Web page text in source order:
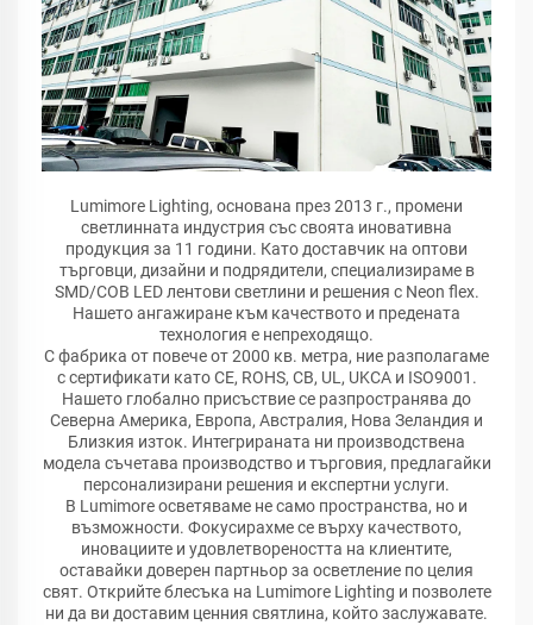
Lumimore Lighting, основана през 2013 г., промени
светлинната индустрия със своята иновативна
продукция за 11 години. Като доставчик на оптови
търговци, дизайни и подрядители, специализираме в
SMD/COB LED лентови светлини и решения с Neon flex.
Нашето ангажиране към качеството и предената
технология е непреходящо.
С фабрика от повече от 2000 кв. метра, ние разполагаме
с сертификати като CE, ROHS, CB, UL, UKCA и ISO9001.
Нашето глобално присъствие се разпространява до
Северна Америка, Европа, Австралия, Нова Зеландия и
Близкия изток. Интегрираната ни производствена
модела съчетава производство и търговия, предлагайки
персонализирани решения и експертни услуги.
В Lumimore осветяваме не само пространства, но и
възможности. Фокусирахме се върху качеството,
иновациите и удовлетвореността на клиентите,
оставайки доверен партньор за осветление по целия
свят. Открийте блесъка на Lumimore Lighting и позволете
ни да ви доставим ценния святлина, който заслужавате.